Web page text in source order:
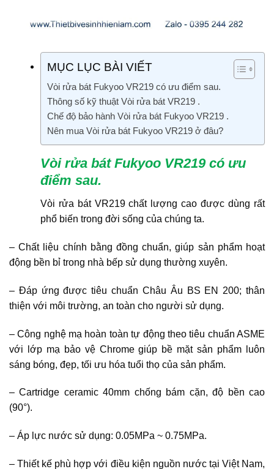
MỤC LỤC BÀI VIẾT
Vòi rửa bát Fukyoo VR219 có ưu điểm sau.
Thông số kỹ thuật Vòi rửa bát VR219 .
Chế độ bảo hành Vòi rửa bát Fukyoo VR219 .
Nên mua Vòi rửa bát Fukyoo VR219 ở đâu?
Vòi rửa bát Fukyoo VR219 có ưu
điểm sau.
Vòi rửa bát VR219 chất lượng cao được dùng rất
phổ biến trong đời sống của chúng ta.
– Chất liệu chính bằng đồng chuẩn, giúp sản phẩm hoạt
động bền bỉ trong nhà bếp sử dụng thường xuyên.
– Đáp ứng được tiêu chuẩn Châu Âu BS EN 200; thân
thiện với môi trường, an toàn cho người sử dụng.
– Công nghệ mạ hoàn toàn tự động theo tiêu chuẩn ASME
với lớp mạ bảo vệ Chrome giúp bề mặt sản phẩm luôn
sáng bóng, đẹp, tối ưu hóa tuổi thọ của sản phẩm.
– Cartridge ceramic 40mm chống bám cặn, độ bền cao
(90°).
– Áp lực nước sử dụng: 0.05MPa ~ 0.75MPa.
– Thiết kế phù hợp với điều kiện nguồn nước tại Việt Nam,